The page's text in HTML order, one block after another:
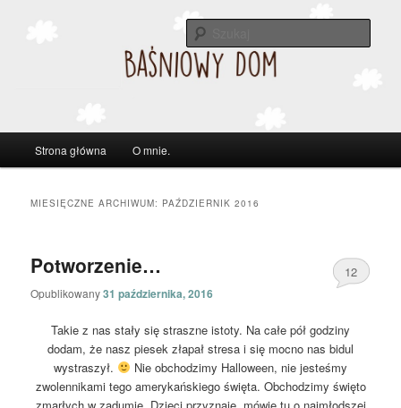
Przeskocz
Przeskocz
Strona główna O mnie.
MIESIĘCZNE ARCHIWUM: PAŹDZIERNIK 2016
Potworzenie…
Opublikowany31 października, 2016
12
Takie z nas stały się straszne istoty. Na całe pół godziny
dodam, że nasz piesek złapał stresa i się mocno nas bidul
wystraszył.
Nie obchodzimy Halloween, nie jesteśmy
zwolennikami tego amerykańskiego święta. Obchodzimy święto